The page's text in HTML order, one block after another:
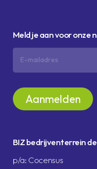
Meld je aan voor onze
BIZ bedrijventerrein
p/a: Cocensus